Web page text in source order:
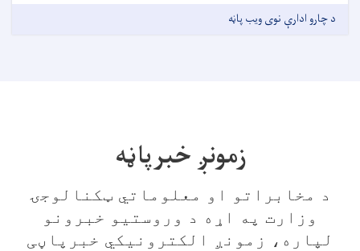
د چارو ادارې نوی ویب پاڼه
زمونږ خبرپاڼه
د مخابراتو او معلوماتي ټکنالوجۍ
وزارت په اړه د وروستیو خبرونو
لپاره، زمونږ الکترونیکي خبرپاڼی